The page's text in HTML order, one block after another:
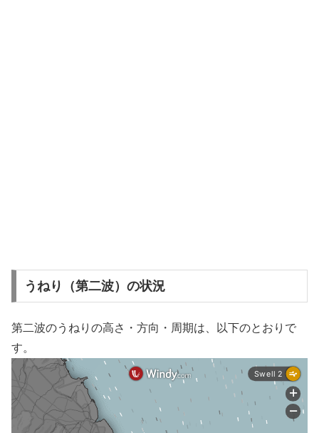
うねり（第二波）の状況
第二波のうねりの高さ・方向・周期は、以下のとおりで
す。